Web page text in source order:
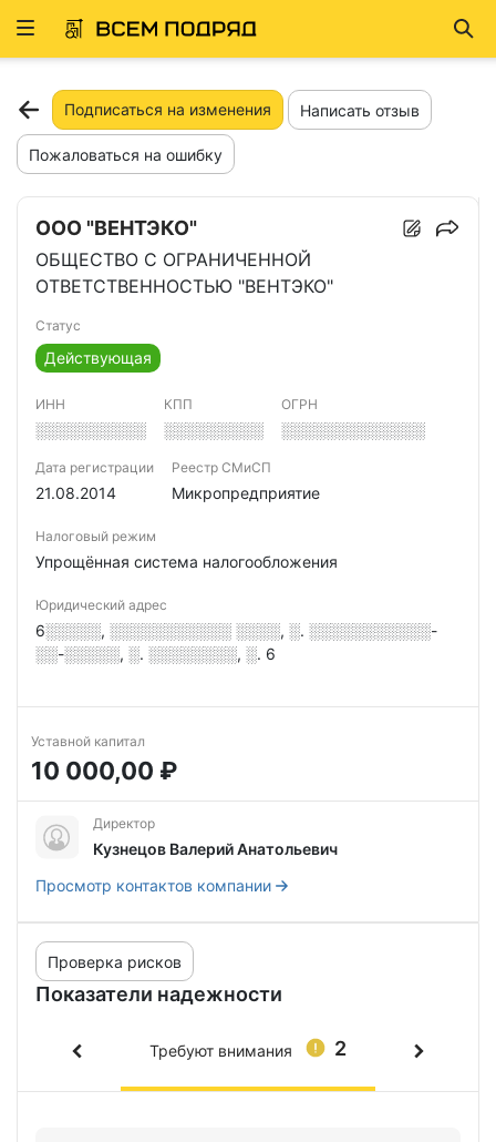
Развернуть
Подписаться на изменения Написать отзыв
Пожаловаться на ошибку
ООО "ВЕНТЭКО"
ОБЩЕСТВО С ОГРАНИЧЕННОЙ
ОТВЕТСТВЕННОСТЬЮ "ВЕНТЭКО"
Статус
Действующая
ИНН
░░░░░░░░░░
КПП
░░░░░░░░░
ОГРН
░░░░░░░░░░░░░
Дата регистрации
21.08.2014
Реестр СМиСП
Микропредприятие
Налоговый режим
Упрощённая система налогообложения
Юридический адрес
6░░░░░, ░░░░░░░░░░░ ░░░░, ░. ░░░░░░░░░░░-
░░-░░░░░, ░. ░░░░░░░░, ░. 6
Уставной капитал
10 000,00 ₽
Директор
Кузнецов Валерий Анатольевич
Просмотр контактов компании
Показатели надежности
Проверка рисков
2
Требуют внимания